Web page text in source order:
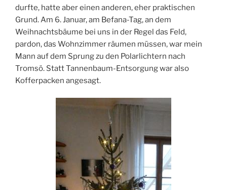
durfte, hatte aber einen anderen, eher praktischen
Grund. Am 6. Januar, am Befana-Tag, an dem
Weihnachtsbäume bei uns in der Regel das Feld,
pardon, das Wohnzimmer räumen müssen, war mein
Mann auf dem Sprung zu den Polarlichtern nach
Tromsö. Statt Tannenbaum-Entsorgung war also
Kofferpacken angesagt.